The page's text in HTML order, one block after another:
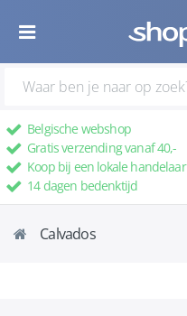
Belgische webshop
Gratis verzending vanaf 40,-
Koop bij een lokale handelaar
14 dagen bedenktijd
Calvados